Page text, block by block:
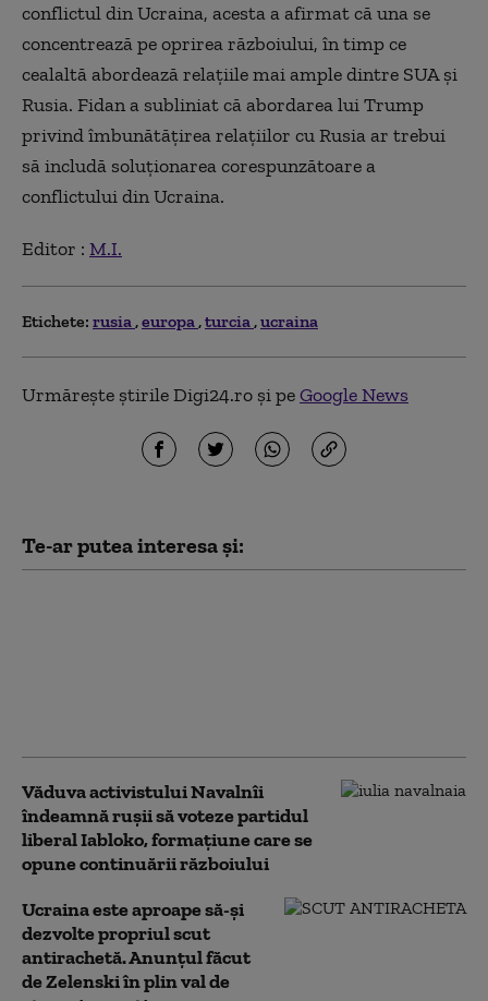
conflictul din Ucraina, acesta a afirmat că una se
concentrează pe oprirea războiului, în timp ce
cealaltă abordează relaţiile mai ample dintre SUA şi
Rusia. Fidan a subliniat că abordarea lui Trump
privind îmbunătăţirea relaţiilor cu Rusia ar trebui
să includă soluţionarea corespunzătoare a
conflictului din Ucraina.
Editor : M.I.
Etichete: rusia europa turcia ucraina
Urmărește știrile Digi24.ro și peGoogle News
Te-ar putea interesa și:
Văduva activistului Navalnîi
îndeamnă ruşii să voteze partidul
liberal Iabloko, formațiune care se
opune continuării războiului
Ucraina este aproape să-și
dezvolte propriul scut
antirachetă. Anunțul făcut
de Zelenski în plin val de